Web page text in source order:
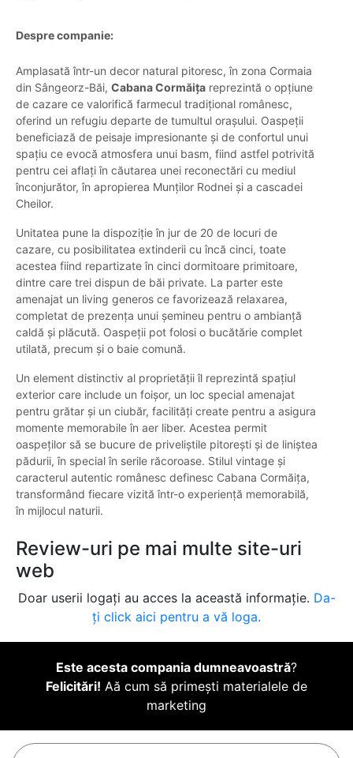
Despre companie:
Amplasată într-un decor natural pitoresc, în zona Cormaia
din Sângeorz-Băi, Cabana Cormăița reprezintă o opțiune
de cazare ce valorifică farmecul tradițional românesc,
oferind un refugiu departe de tumultul orașului. Oaspeții
beneficiază de peisaje impresionante și de confortul unui
spațiu ce evocă atmosfera unui basm, fiind astfel potrivită
pentru cei aflați în căutarea unei reconectări cu mediul
înconjurător, în apropierea Munților Rodnei și a cascadei
Cheilor.
Unitatea pune la dispoziție în jur de 20 de locuri de
cazare, cu posibilitatea extinderii cu încă cinci, toate
acestea fiind repartizate în cinci dormitoare primitoare,
dintre care trei dispun de băi private. La parter este
amenajat un living generos ce favorizează relaxarea,
completat de prezența unui șemineu pentru o ambianță
caldă și plăcută. Oaspeții pot folosi o bucătărie complet
utilată, precum și o baie comună.
Un element distinctiv al proprietății îl reprezintă spațiul
exterior care include un foișor, un loc special amenajat
pentru grătar și un ciubăr, facilități create pentru a asigura
momente memorabile în aer liber. Acestea permit
oaspeților să se bucure de priveliștile pitorești și de liniștea
pădurii, în special în serile răcoroase. Stilul vintage și
caracterul autentic românesc definesc Cabana Cormăița,
transformând fiecare vizită într-o experiență memorabilă,
în mijlocul naturii.
Review-uri pe mai multe site-uri
web
Doar userii logați au acces la această informație. Da-
ți click aici pentru a vă loga.
Este acesta compania dumneavoastră?
Felicitări! Aă cum să primești materialele de
marketing